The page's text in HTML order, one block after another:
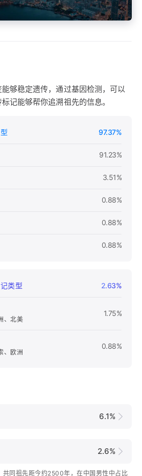
够稳定遗传，通过基因检测，可以
记能够帮你追溯祖先的信息。
类型 2.63%
、北美
1.75%
、欧洲
0.88%
97.37%
91.23%
3.51%
0.88%
0.88%
0.88%
6.1%
2.6%
同祖先距今约2500年，在中国男性中占比